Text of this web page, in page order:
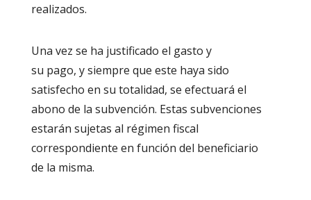
realizados.
Una vez se ha justificado el gasto y
su pago, y siempre que este haya sido
satisfecho en su totalidad, se efectuará el
abono de la subvención. Estas subvenciones
estarán sujetas al régimen fiscal
correspondiente en función del beneficiario
de la misma.